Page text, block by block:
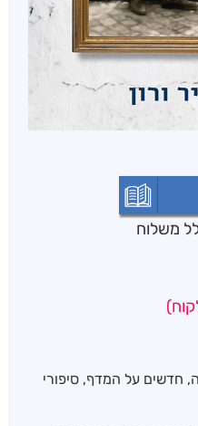
משלוח
, חדשים על המדף, סיפורי